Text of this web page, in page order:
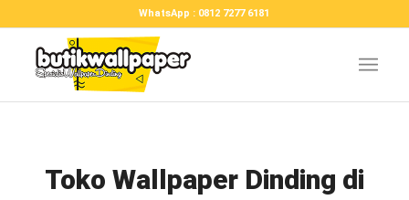
WhatsApp : 0812 7277 6181
Toko Wallpaper Dinding di